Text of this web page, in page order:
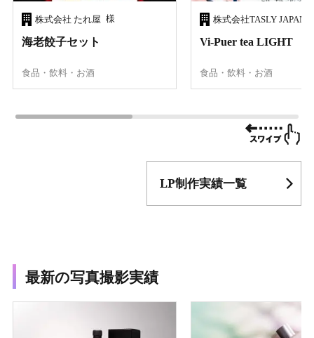
株式会社 たれ屋 様
海老餃子セット
食品・飲料・お酒
株式会社TASLY JAPAN
Vi-Puer tea LIGHT
食品・飲料・お酒
LP制作実績一覧
最新の写真撮影実績